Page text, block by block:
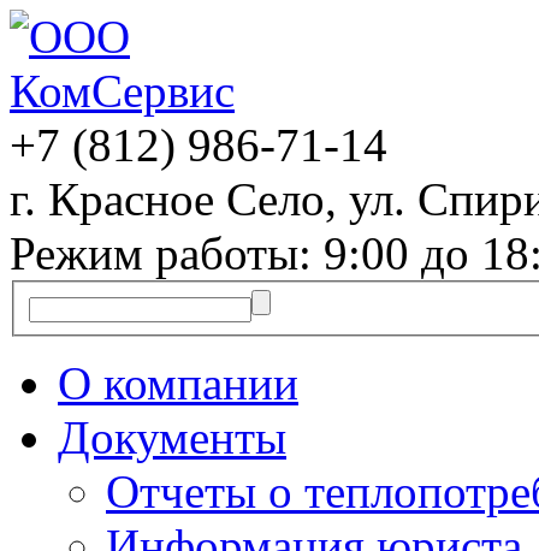
+7 (812) 986-71-14
г. Красное Село, ул.
Режим работы: 9:00 до
О компании
Документы
Отчеты о